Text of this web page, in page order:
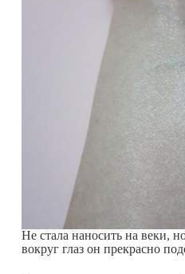
Не стала наносить на веки,
вокруг глаз он прекрасно